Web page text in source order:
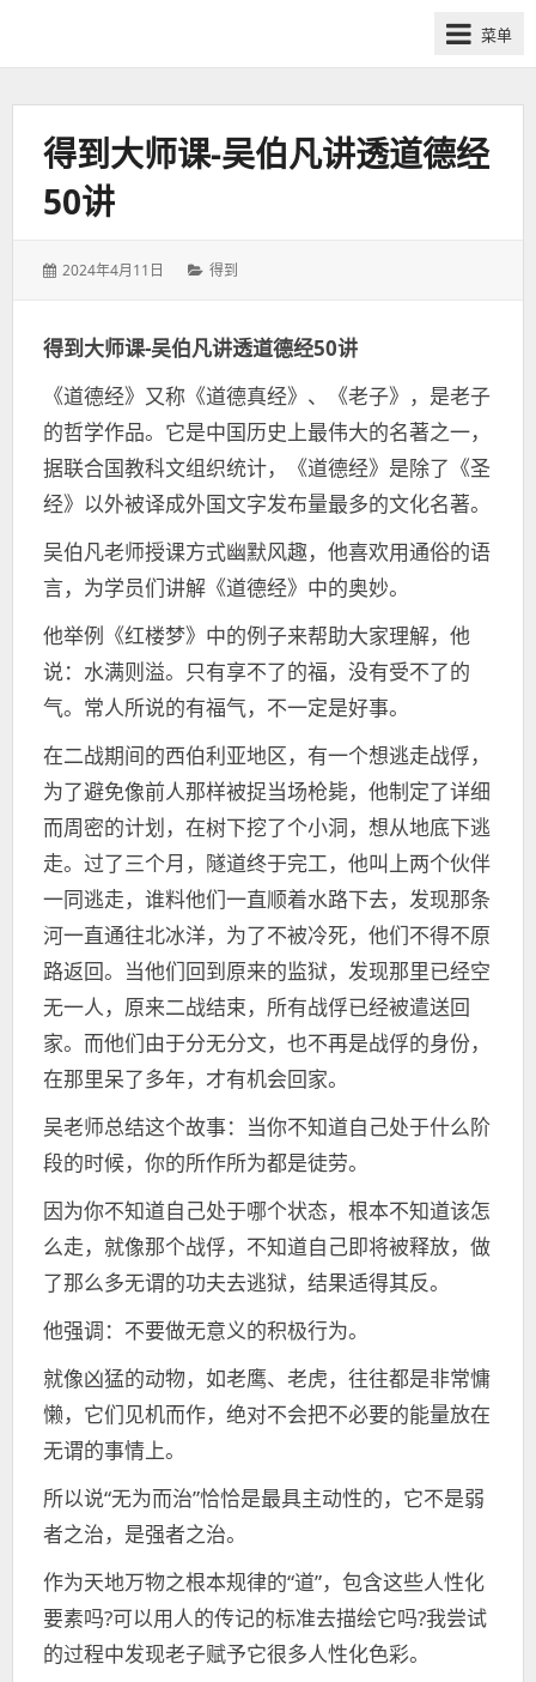
筹
菜单
得到大师课-吴伯凡讲透道德经
50讲
发
2024年4月11日
分
得到
得到大师课-吴伯凡讲透道德经50讲
《道德经》又称《道德真经》、《老子》，是老子
的哲学作品。它是中国历史上最伟大的名著之一，
据联合国教科文组织统计，《道德经》是除了《圣
经》以外被译成外国文字发布量最多的文化名著。
吴伯凡老师授课方式幽默风趣，他喜欢用通俗的语
言，为学员们讲解《道德经》中的奥妙。
他举例《红楼梦》中的例子来帮助大家理解，他
说：水满则溢。只有享不了的福，没有受不了的
气。常人所说的有福气，不一定是好事。
在二战期间的西伯利亚地区，有一个想逃走战俘，
为了避免像前人那样被捉当场枪毙，他制定了详细
而周密的计划，在树下挖了个小洞，想从地底下逃
走。过了三个月，隧道终于完工，他叫上两个伙伴
一同逃走，谁料他们一直顺着水路下去，发现那条
河一直通往北冰洋，为了不被冷死，他们不得不原
路返回。当他们回到原来的监狱，发现那里已经空
无一人，原来二战结束，所有战俘已经被遣送回
家。而他们由于分无分文，也不再是战俘的身份，
在那里呆了多年，才有机会回家。
吴老师总结这个故事：当你不知道自己处于什么阶
段的时候，你的所作所为都是徒劳。
因为你不知道自己处于哪个状态，根本不知道该怎
么走，就像那个战俘，不知道自己即将被释放，做
了那么多无谓的功夫去逃狱，结果适得其反。
他强调：不要做无意义的积极行为。
就像凶猛的动物，如老鹰、老虎，往往都是非常慵
懒，它们见机而作，绝对不会把不必要的能量放在
无谓的事情上。
所以说“无为而治”恰恰是最具主动性的，它不是弱
者之治，是强者之治。
作为天地万物之根本规律的“道”，包含这些人性化
要素吗?可以用人的传记的标准去描绘它吗?我尝试
的过程中发现老子赋予它很多人性化色彩。